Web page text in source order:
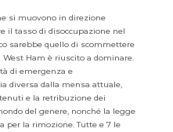
si muovono in direzione
il tasso di disoccupazione nel
sarebbe quello di scommettere
Ham è riuscito a dominare.
di emergenza e
diversa dalla mensa attuale,
e la retribuzione dei
del genere, nonché la legge
per la rimozione. Tutte e 7 le